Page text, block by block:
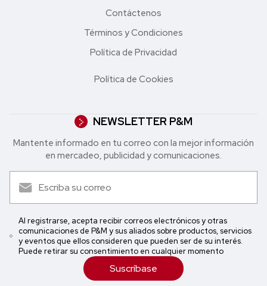
Contáctenos
Términos y Condiciones
Política de Privacidad
Política de Cookies
NEWSLETTER P&M
Mantente informado en tu correo con la mejor in formación
en mercadeo, publicidad y comunicaciones.
Al registrarse, acepta recibir correos electrónicos y otras
comunicaciones de P&M y sus aliados sobre productos, servicios
y eventos que ellos consideren que pueden ser de su interés.
Puede retirar su consentimiento en cualquier momento
Suscríbase